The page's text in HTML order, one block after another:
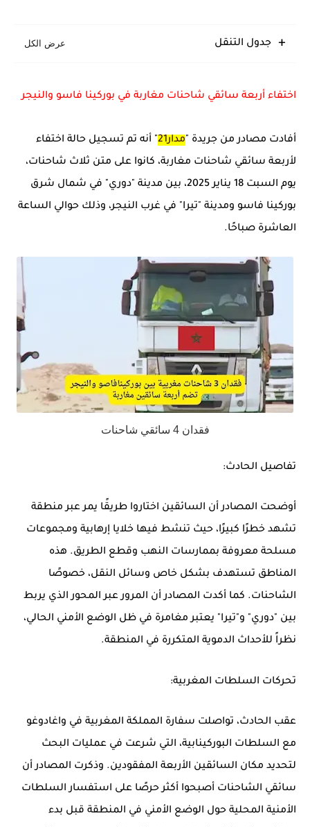
جدول التنقل
اختفاء أربعة سائقي شاحنات مغاربة في بوركينا فاسو والنيجر
أفادت مصادر من جريدة "مدار21
" أنه تم تسجيل حالة اختفاء
لأربعة سائقي شاحنات مغاربة، كانوا على متن ثلاث شاحنات،
يوم السبت 18 يناير 2025، بين مدينة "دوري" في شمال شرق
بوركينا فاسو ومدينة "تيرا" في غرب النيجر، وذلك حوالي الساعة
العاشرة صباحًا.
فقدان 4 سائقي شاحنات
تفاصيل الحادث:
أوضحت المصادر أن السائقين اختاروا طريقًا يمر عبر منطقة
تشهد خطرًا كبيرًا، حيث تنشط فيها خلايا إرهابية ومجموعات
مسلحة معروفة بممارسات النهب وقطع الطريق. هذه
المناطق تستهدف بشكل خاص وسائل النقل، خصوصًا
الشاحنات. كما أكدت المصادر أن المرور عبر المحور الذي يربط
بين "دوري" و"تيرا" يعتبر مغامرة في ظل الوضع الأمني الحالي،
نظراً للأحداث الدموية المتكررة في المنطقة.
تحركات السلطات المغربية:
عقب الحادث، تواصلت سفارة المملكة المغربية في واغادوغو
مع السلطات البوركينابية، التي شرعت في عمليات البحث
لتحديد مكان السائقين الأربعة المفقودين. وذكرت المصادر أن
سائقي الشاحنات أصبحوا أكثر حرصًا على استفسار السلطات
الأمنية المحلية حول الوضع الأمني في المنطقة قبل بدء